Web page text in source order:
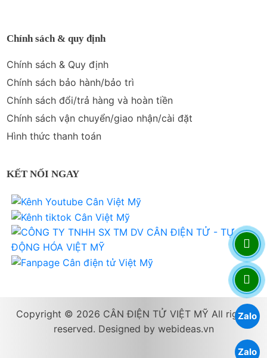
Chính sách & quy định
Chính sách & Quy định
Chính sách bảo hành/bảo trì
Chính sách đổi/trả hàng và hoàn tiền
Chính sách vận chuyển/giao nhận/cài đặt
Hình thức thanh toán
KẾT NỐI NGAY
Copyright © 2026 CÂN ĐIỆN TỬ VIỆT MỸ All rights
reserved. Designed by webideas.vn
Zalo
Zalo